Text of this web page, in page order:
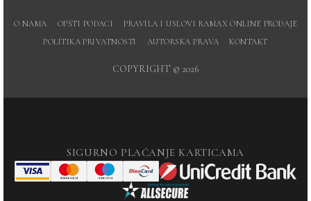
O NAMA OPŠTI PODACI
PRAVILA I USLOVI RAMAX ONLINE PRODAJE
POLITIKA PRIVATNOSTI
AUTORSKA PRAVA KONTAKT
COPYRIGHT © 2026
SIGURNO PLAĆANJE KARTICAMA